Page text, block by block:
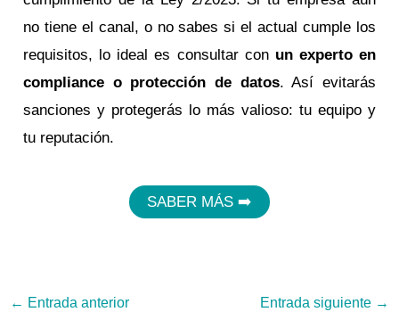
no tiene el canal, o no sabes si el actual cumple los
requisitos, lo ideal es consultar con un experto en
compliance o protección de datos. Así evitarás
sanciones y protegerás lo más valioso: tu equipo y
tu reputación.
SABER MÁS ➡️
← Entrada anterior Entrada siguiente →